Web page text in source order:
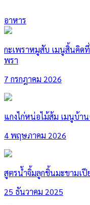
อาหาร
กะเพราหมูสับ เมนูสิ้นคิด
พรา
7 กรกฎาคม 2026
แกงไก่หน่อไม้ส้ม เมนูบ้า
4 พฤษภาคม 2026
สูตรน้ำจิ้มลูกชิ้นมะขามเ
25 ธันวาคม 2025